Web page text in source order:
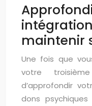
maintenir
Une fois que
votre
d’approfondir
dons